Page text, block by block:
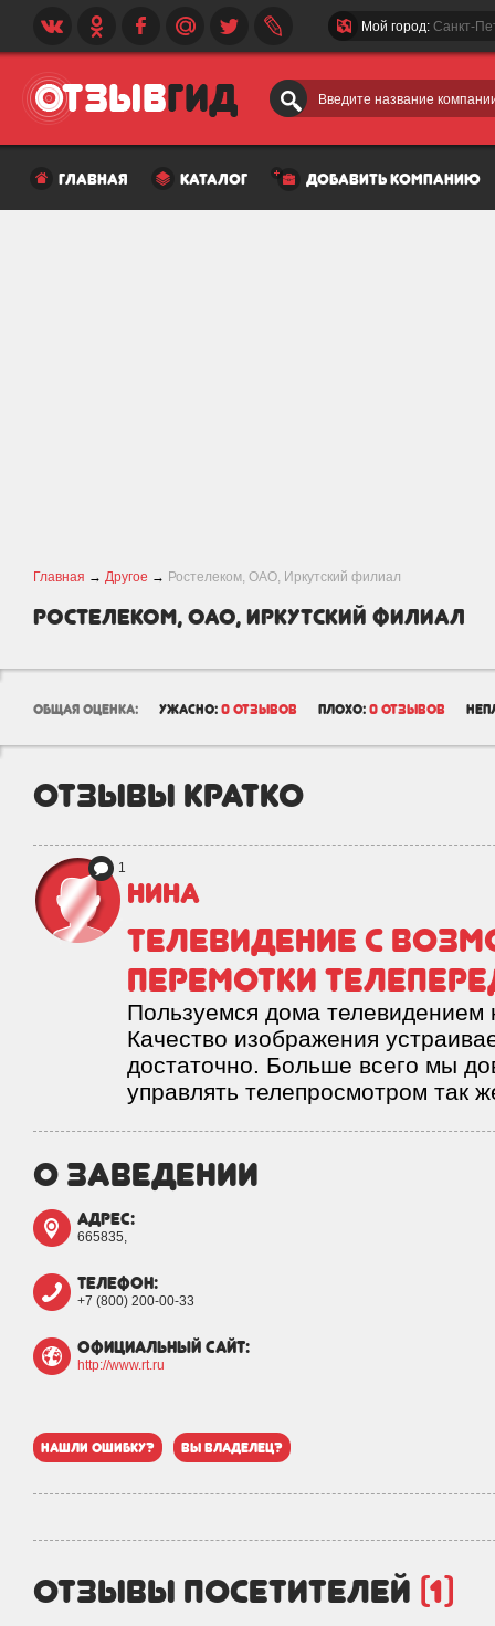
Введите название
Мой город: Санкт-
главная каталог добавить компанию
Главная → Другое → Ростелеком, ОАО, Иркутский филиал
Ростелеком, ОАО, Иркутский филиал
общая оценка: ужасно: 0 отзывов плохо: 0 отзывов
отзывы кратко
1
Нина
Телевидение с
перемотки
Пользуемся дома телевидением
Качество изображения
достаточно. Больше всего мы
управлять телепросмотром так
о заведении
адрес:
665835,
телефон:
+7 (800) 200-00-33
официальный сайт:
http://www.rt.ru
нашли ошибку? вы владелец?
отзывы посетителей (1)